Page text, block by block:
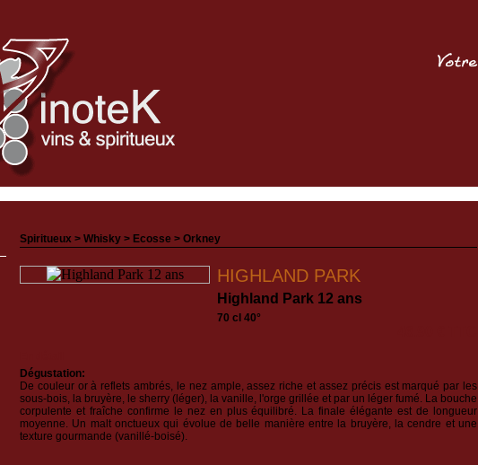
Spiritueux > Whisky > Ecosse > Orkney
HIGHLAND PARK
Highland Park 12 ans
70 cl 40°
Dégustation:
De couleur or à reflets ambrés, le nez ample, assez riche et assez précis est marqué par les
sous-bois, la bruyère, le sherry (léger), la vanille, l'orge grillée et par un léger fumé. La bouche
corpulente et fraîche confirme le nez en plus équilibré. La finale élégante est de longueur
moyenne. Un malt onctueux qui évolue de belle manière entre la bruyère, la cendre et une
texture gourmande (vanillé-boisé).